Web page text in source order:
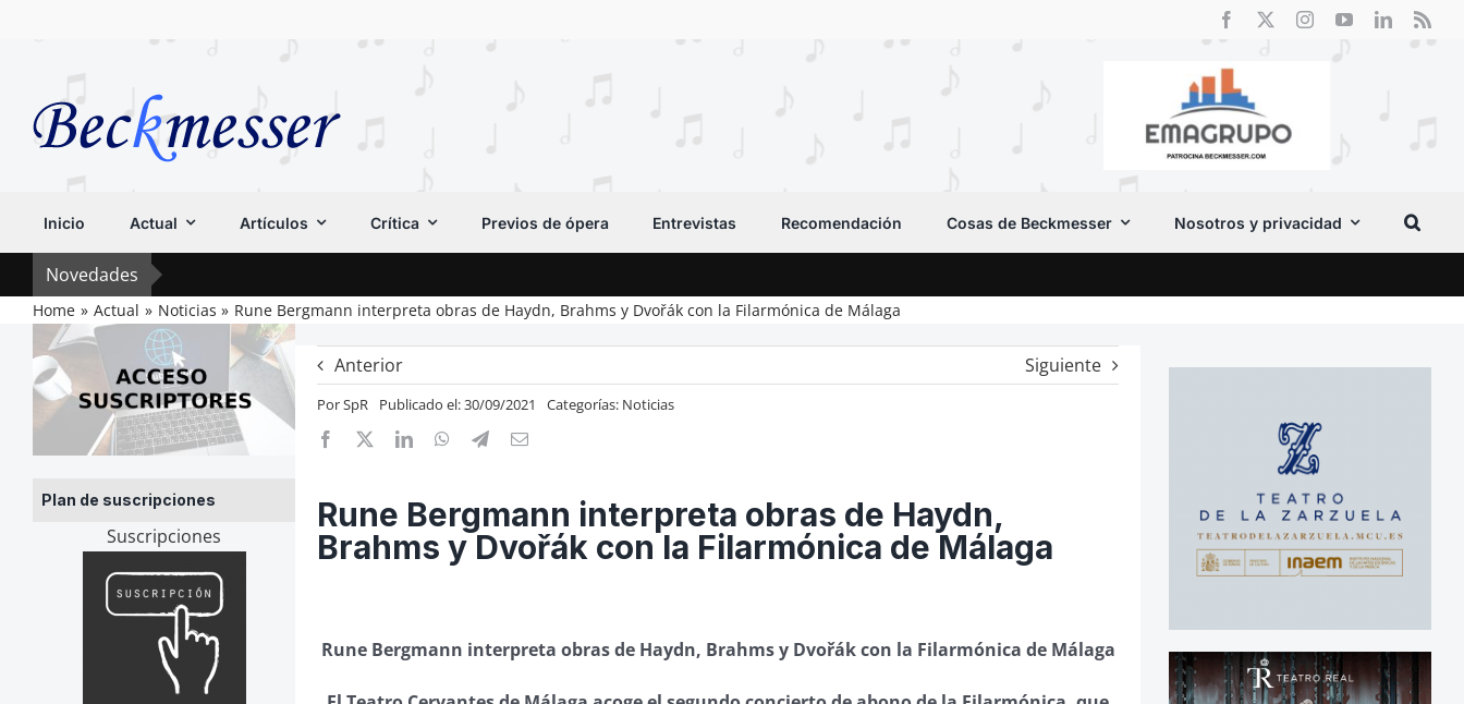
Inicio Actual Artículos Crítica Previos de ópera Entrevistas Recomendación Cosas de Beckmesser Nosotros y privacidad
Novedades
Home Actual Noticias Rune Bergmann interpreta obras de Haydn, Brahms y Dvořák con la Filarmónica de Málaga
Plan de suscripciones
Suscripciones
Anterior Siguiente
PorSpR Publicado el: 30/09/2021 Categorías: Noticias
Rune Bergmann interpreta obras de Haydn,
Brahms y Dvořák con la Filarmónica de Málaga
Rune Bergmann interpreta obras de Haydn, Brahms y Dvořák con la Filarmónica de Málaga